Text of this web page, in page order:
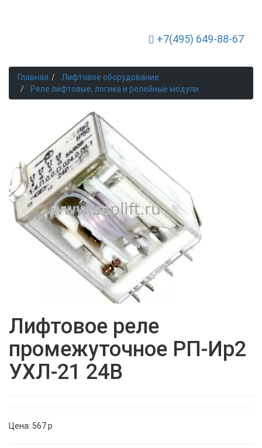
+7(495) 649-88-67
Toggle Navigation
Главная
Лифтовое оборудование
Реле лифтовые, логика и релейные модули
Лифтовое реле
промежуточное РП-Ир2
УХЛ-21 24В
Цена: 567p